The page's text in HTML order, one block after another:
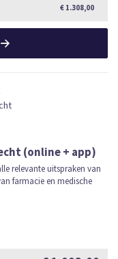
€ 1.308,00
(online + app)
relevante uitspraken van
farmacie en medische